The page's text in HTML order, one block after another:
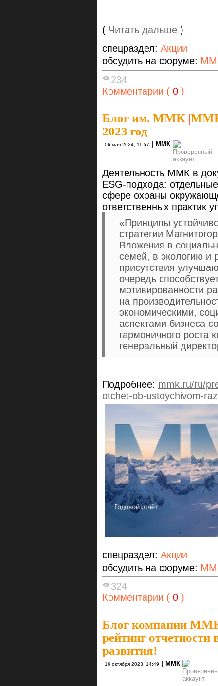
( Читать дальше )
спецраздел: Акции
обсудить на форуме:
234
Комментарии ( 0 )
Блог им. MMK |ММК
2023 год
06 мая 2024, 11:57 | ММК
Деятельность ММК в
ESG-подхода:
сфере охраны
ответственных практик
«Принципы
стратегии
Вложения в
семей, в экологию и
присутствия
очередь
мотивированности
на
экономическими,
аспектами бизнеса
гармоничного роста
генеральный
Подробнее: mmk.ru/ru/
otchet-ob-ustoychivom-
спецраздел: Акции
обсудить на форуме:
324
Комментарии ( 0 )
Блог компании
рейтинг отчетности
развития!
16 октября 2023, 14:49 ММК